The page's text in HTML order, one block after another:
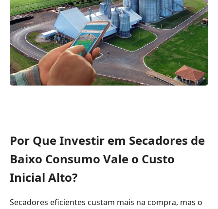
Por Que Investir em Secadores de
Baixo Consumo Vale o Custo
Inicial Alto?
Secadores eficientes custam mais na compra, mas o